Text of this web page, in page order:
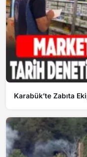
Karabük’te Zabıta